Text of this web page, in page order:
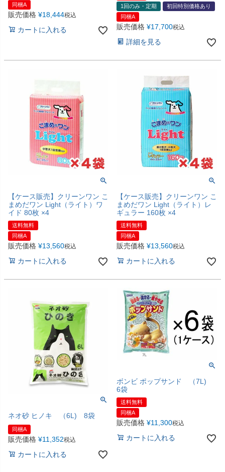
同梱A
販売価格 ¥18,444税込
カートに入れる
1回のみ・定期
初回特別価格あり
同梱A
販売価格 ¥17,700税込
詳細を見る
【ケース販売】クリーンワン こ
まめだワン Light（ライト）ワ
イド 80枚 ×4
送料無料
同梱A
販売価格 ¥13,560税込
カートに入れる
【ケース販売】クリーンワン こ
まめだワン Light（ライト）レ
ギュラー 160枚 ×4
送料無料
同梱A
販売価格 ¥13,560税込
カートに入れる
ネオ砂 ヒノキ （6L) 8袋
同梱A
販売価格 ¥11,352税込
カートに入れる
ボンビ ポップサンド （7L)
6袋
送料無料
同梱A
販売価格 ¥11,300税込
カートに入れる